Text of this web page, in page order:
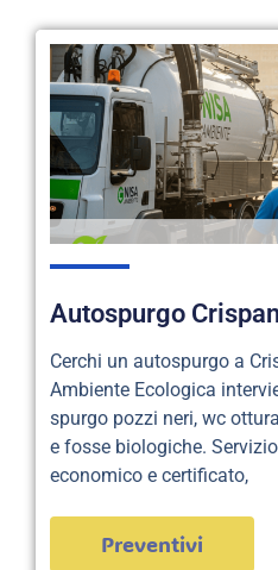
Autospurgo
Cerchi un autospurgo a
Ambiente Ecologica
spurgo pozzi neri, wc
e fosse biologiche.
economico e certificato,
Preventivi